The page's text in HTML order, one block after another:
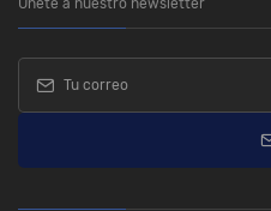
Únete a nuestro newsletter